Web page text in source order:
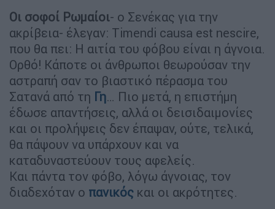
Οι σοφοί Ρωμαίοι- ο Σενέκας για την
ακρίβεια- έλεγαν: Timendi causa est nescire,
που θα πει: Η αιτία του φόβου είναι η άγνοια.
Ορθό! Κάποτε οι άνθρωποι θεωρούσαν την
αστραπή σαν το βιαστικό πέρασμα του
Σατανά από τη Γη… Πιο μετά, η επιστήμη
έδωσε απαντήσεις, αλλά οι δεισιδαιμονίες
και οι προλήψεις δεν έπαψαν, ούτε, τελικά,
θα πάψουν να υπάρχουν και να
καταδυναστεύουν τους αφελείς.
Και πάντα τον φόβο, λόγω άγνοιας, τον
διαδεχόταν ο πανικός και οι ακρότητες.